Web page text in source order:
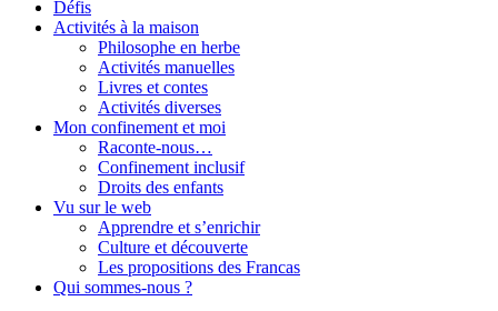
Défis
Activités à la maison
Philosophe en herbe
Activités manuelles
Livres et contes
Activités diverses
Mon confinement et moi
Raconte-nous…
Confinement inclusif
Droits des enfants
Vu sur le web
Apprendre et s’enrichir
Culture et découverte
Les propositions des Francas
Qui sommes-nous ?